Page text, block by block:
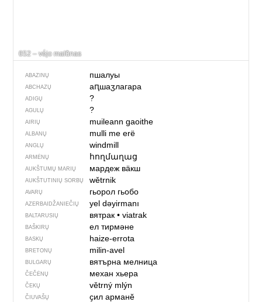
652 – vė́jo malū̃nas
ABAZINŲ пшалуы
ABCHAZŲ аԥшаӡлагара
ADIGŲ ?
AGULŲ ?
AIRIŲ muileann gaoithe
ALBANŲ mulli me erë
ANGLŲ windmill
ARMĖNŲ հողմաղաց
AUKŠTUMŲ MARIŲ мардеж вӓкш
AUKŠTUTINIŲ SORBŲ wětrnik
AVARŲ гьорол гьобо
AZERBAIDŽANIEČIŲ yel dəyirmanı
BALTARUSIŲ вятрак• viatrak
BAŠKIRŲ ел тирмәне
BASKŲ haize-errota
BRETONŲ milin-avel
BULGARŲ вятърна мелница
ČEČĖNŲ механ хьера
ČEKŲ větrný mlýn
ČIUVAŠŲ ҫил арманĕ